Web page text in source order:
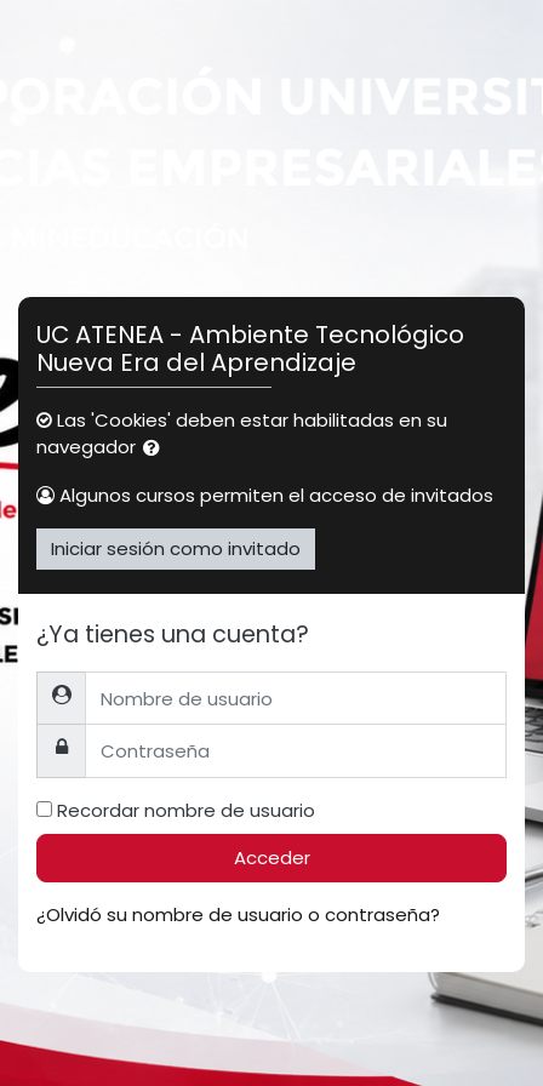
UC ATENEA - Ambiente Tecnológico
Nueva Era del Aprendizaje
Las 'Cookies' deben estar habilitadas en su
navegador
Algunos cursos permiten el acceso de invitados
Iniciar sesión como invitado
¿Ya tienes una cuenta?
Nombre de usuario
Contraseña
Recordar nombre de usuario
Acceder
¿Olvidó su nombre de usuario o contraseña?